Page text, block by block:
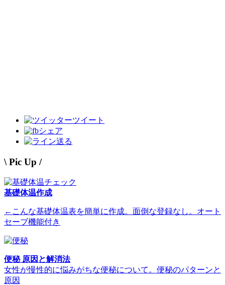
ツイート
シェア
送る
\ Pic Up /
基礎体温作成
←こんな基礎体温表を簡単に作成。面倒な登録なし。オート
セーブ機能付き
便秘 原因と解消法
女性が慢性的に悩みがちな便秘について。便秘のパターンと
原因